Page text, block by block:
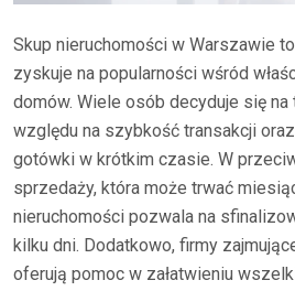
Skup nieruchomości w Warszawie
zyskuje na popularności wśród
domów. Wiele osób decyduje się
względu na szybkość transakcji
gotówki w krótkim czasie. W
sprzedaży, która może trwać
nieruchomości pozwala na
kilku dni. Dodatkowo, firmy
oferują pomoc w załatwieniu